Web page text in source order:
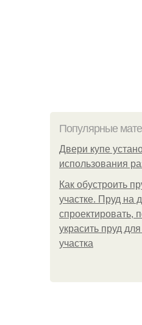
Популярные
Двери купе
использования
Как обустроить
участке. Пруд на
спроектировать,
украсить пруд
участка